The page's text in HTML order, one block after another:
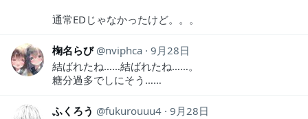
通常EDじゃなかったけど。。。
椈名らび nviphca 9月28日
結ばれたね……結ばれたね……。
糖分過多でしにそう……
ふくろう fukurouuu4 9月28日